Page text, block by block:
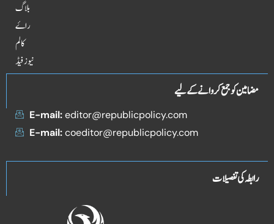
بلاگ
راۓ
کالم
نیوز فیڈ
مضامین کو جمع کروانے کے لیے
E-mail:editor@republicpolicy.com
E-mail:coeditor@republicpolicy.com
رابطہ کی تفصیلات